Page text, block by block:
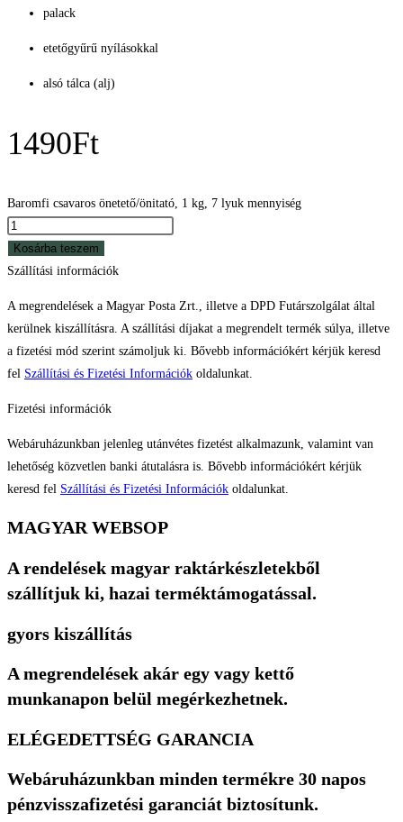
palack
etetőgyűrű nyílásokkal
alsó tálca (alj)
1490Ft
Baromfi csavaros önetető/önitató, 1 kg, 7 lyuk mennyiség
Kosárba teszem
Szállítási információk
A megrendelések a Magyar Posta Zrt., illetve a DPD Futárszolgálat által
kerülnek kiszállításra. A szállítási díjakat a megrendelt termék súlya, illetve
a fizetési mód szerint számoljuk ki. Bővebb információkért kérjük keresd
fel Szállítási és Fizetési Információk oldalunkat.
Fizetési információk
Webáruházunkban jelenleg utánvétes fizetést alkalmazunk, valamint van
lehetőség közvetlen banki átutalásra is. Bővebb információkért kérjük
keresd fel Szállítási és Fizetési Információk oldalunkat.
MAGYAR WEBSOP
A rendelések magyar raktárkészletekből
szállítjuk ki, hazai terméktámogatással.
gyors kiszállítás
A megrendelések akár egy vagy kettő
munkanapon belül megérkezhetnek.
ELÉGEDETTSÉG GARANCIA
Webáruházunkban minden termékre 30 napos
pénzvisszafizetési garanciát biztosítunk.